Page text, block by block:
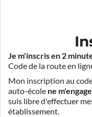
Je m'inscris en 2
Code de la route en
Mon inscription au
auto-école ne
suis libre d'effectuer
établissement.